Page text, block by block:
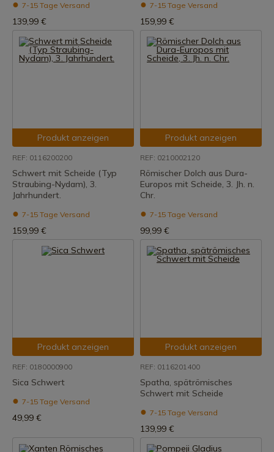
7-15 Tage Versand
139,99 €
7-15 Tage Versand
159,99 €
Produkt anzeigen
REF: 0116200200
Schwert mit Scheide (Typ
Straubing-Nydam), 3.
Jahrhundert.
7-15 Tage Versand
159,99 €
Produkt anzeigen
REF: 0210002120
Römischer Dolch aus Dura-
Europos mit Scheide, 3. Jh. n.
Chr.
7-15 Tage Versand
99,99 €
Produkt anzeigen
REF: 0180000900
Sica Schwert
7-15 Tage Versand
49,99 €
Produkt anzeigen
REF: 0116201400
Spatha, spätrömisches
Schwert mit Scheide
7-15 Tage Versand
139,99 €